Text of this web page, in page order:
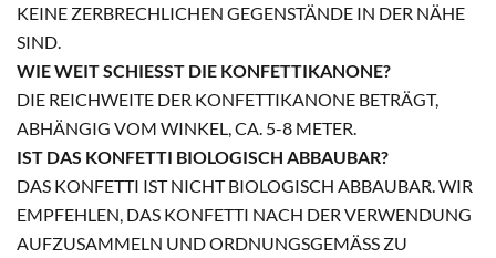
EINE ZERBRECHLICHEN GEGENSTÄNDE IN DER NÄHE S
IND.
WIE WEIT SCHIESST DIE KONFETTIKANONE?
DIE REICHWEITE DER KONFETTIKANONE BETRÄGT,
ABHÄNGIG VOM WINKEL, CA. 5-8 METER.
IST DAS KONFETTI BIOLOGISCH ABBAUBAR?
DAS KONFETTI IST NICHT BIOLOGISCH ABBAUBAR. WIR
EMPFEHLEN, DAS KONFETTI NACH DER VERWENDUNG
AUFZUSAMMELN UND ORDNUNGSGEMÄSS ZU E